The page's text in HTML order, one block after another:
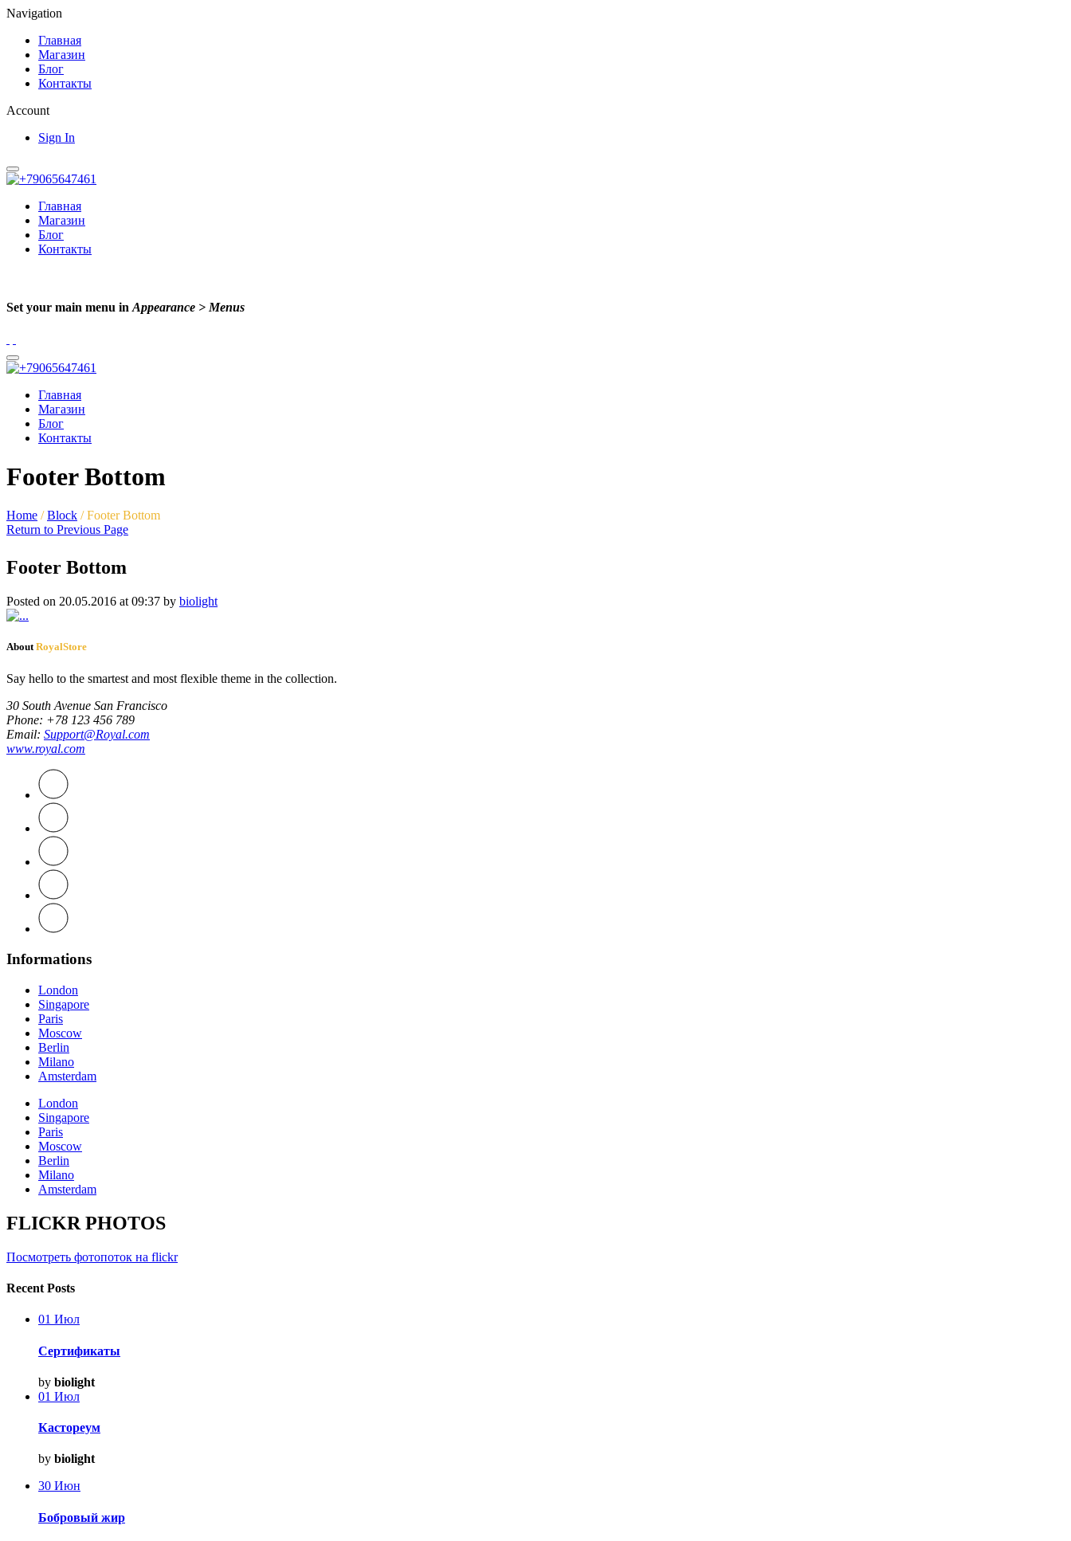
Navigation
Главная
Магазин
Блог
Контакты
Account
Sign In
Главная
Магазин
Блог
Контакты
Set your main menu in Appearance > Menus
Главная
Магазин
Блог
Контакты
Footer Bottom
Home / Block / Footer Bottom
Return to Previous Page
Footer Bottom
Posted on 20.05.2016 at 09:37 by biolight
AboutRoyalStore
Say hello to the smartest and most flexible theme in the collection.
30 South Avenue San Francisco
Phone: +78 123 456 789
Email: Support@Royal.com
www.royal.com
Informations
London
Singapore
Paris
Moscow
Berlin
Milano
Amsterdam
London
Singapore
Paris
Moscow
Berlin
Milano
Amsterdam
FLICKR PHOTOS
Посмотреть фотопоток на flickr
Recent Posts
01 Июл
Сертификаты
by biolight
01 Июл
Кастореум
by biolight
30 Июн
Бобровый жир